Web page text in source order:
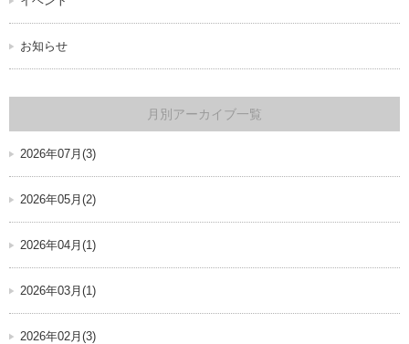
お知らせ
月別アーカイブ一覧
2026年07月(3)
2026年05月(2)
2026年04月(1)
2026年03月(1)
2026年02月(3)